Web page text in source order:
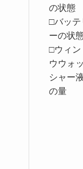
の状態
□バッテ
ーの状
□ウィン
ウウォッ
シャー
の量